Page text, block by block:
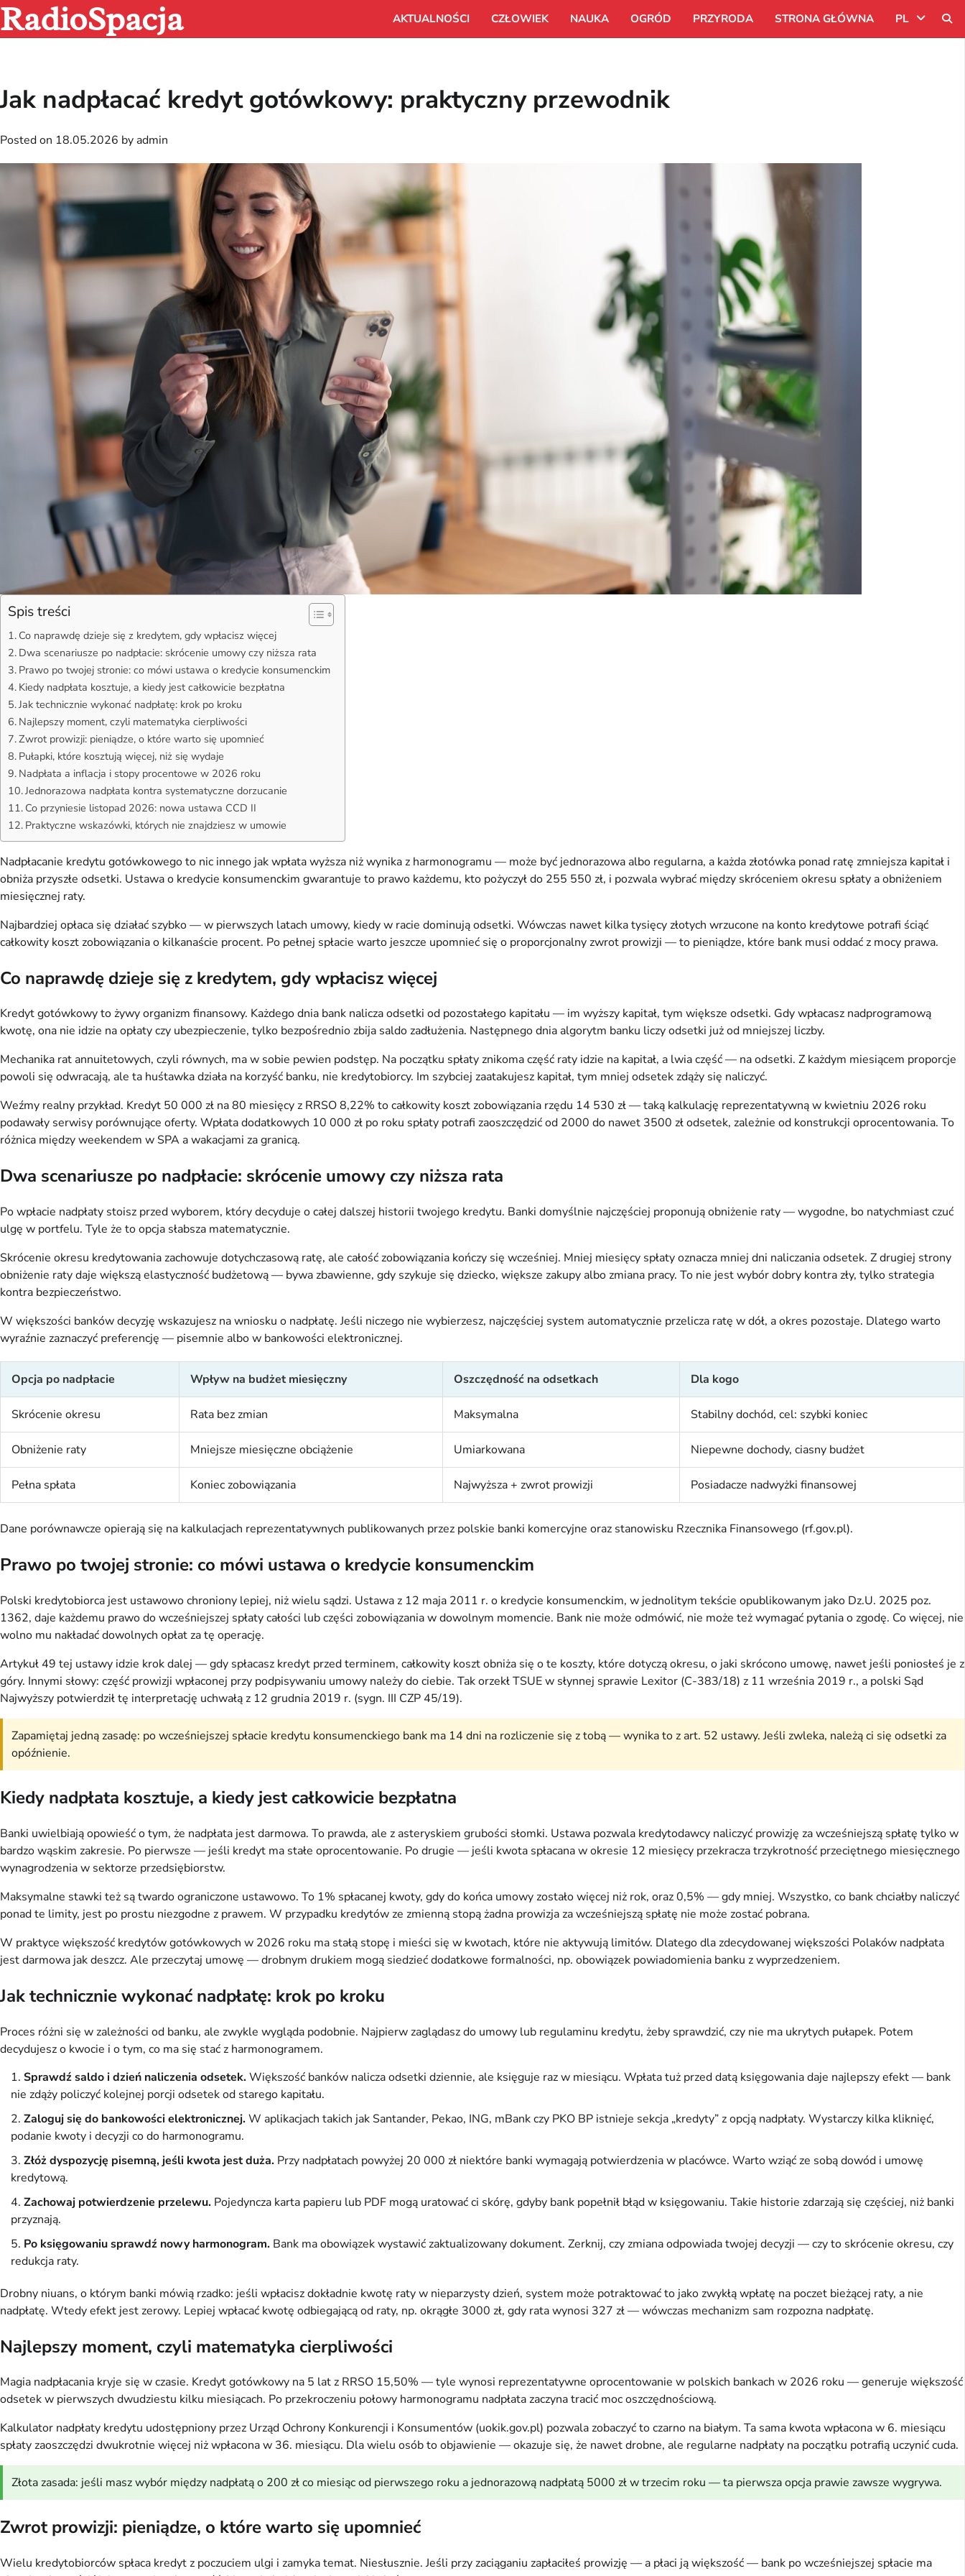
Skip
to
content
RadioSpacja AKTUALNOŚCI CZŁOWIEK NAUKA OGRÓD PRZYRODA STRONA GŁÓWNA PL
Jak nadpłacać kredyt gotówkowy: praktyczny przewodnik
Posted on 18.05.2026 by admin
Spis treści
Co naprawdę dzieje się z kredytem, gdy wpłacisz więcej
Dwa scenariusze po nadpłacie: skrócenie umowy czy niższa rata
Prawo po twojej stronie: co mówi ustawa o kredycie konsumenckim
Kiedy nadpłata kosztuje, a kiedy jest całkowicie bezpłatna
Jak technicznie wykonać nadpłatę: krok po kroku
Najlepszy moment, czyli matematyka cierpliwości
Zwrot prowizji: pieniądze, o które warto się upomnieć
Pułapki, które kosztują więcej, niż się wydaje
Nadpłata a inflacja i stopy procentowe w 2026 roku
Jednorazowa nadpłata kontra systematyczne dorzucanie
Co przyniesie listopad 2026: nowa ustawa CCD II
Praktyczne wskazówki, których nie znajdziesz w umowie
Nadpłacanie kredytu gotówkowego to nic innego jak wpłata wyższa niż wynika z harmonogramu — może być jednorazowa albo regularna, a każda złotówka ponad ratę zmniejsza kapitał i
obniża przyszłe odsetki. Ustawa o kredycie konsumenckim gwarantuje to prawo każdemu, kto pożyczył do 255 550 zł, i pozwala wybrać między skróceniem okresu spłaty a obniżeniem
miesięcznej raty.
Najbardziej opłaca się działać szybko — w pierwszych latach umowy, kiedy w racie dominują odsetki. Wówczas nawet kilka tysięcy złotych wrzucone na konto kredytowe potrafi ściąć
całkowity koszt zobowiązania o kilkanaście procent. Po pełnej spłacie warto jeszcze upomnieć się o proporcjonalny zwrot prowizji — to pieniądze, które bank musi oddać z mocy prawa.
Co naprawdę dzieje się z kredytem, gdy wpłacisz więcej
Kredyt gotówkowy to żywy organizm finansowy. Każdego dnia bank nalicza odsetki od pozostałego kapitału — im wyższy kapitał, tym większe odsetki. Gdy wpłacasz nadprogramową
kwotę, ona nie idzie na opłaty czy ubezpieczenie, tylko bezpośrednio zbija saldo zadłużenia. Następnego dnia algorytm banku liczy odsetki już od mniejszej liczby.
Mechanika rat annuitetowych, czyli równych, ma w sobie pewien podstęp. Na początku spłaty znikoma część raty idzie na kapitał, a lwia część — na odsetki. Z każdym miesiącem proporcje
powoli się odwracają, ale ta huśtawka działa na korzyść banku, nie kredytobiorcy. Im szybciej zaatakujesz kapitał, tym mniej odsetek zdąży się naliczyć.
Weźmy realny przykład. Kredyt 50 000 zł na 80 miesięcy z RRSO 8,22% to całkowity koszt zobowiązania rzędu 14 530 zł — taką kalkulację reprezentatywną w kwietniu 2026 roku
podawały serwisy porównujące oferty. Wpłata dodatkowych 10 000 zł po roku spłaty potrafi zaoszczędzić od 2000 do nawet 3500 zł odsetek, zależnie od konstrukcji oprocentowania. To
różnica między weekendem w SPA a wakacjami za granicą.
Dwa scenariusze po nadpłacie: skrócenie umowy czy niższa rata
Po wpłacie nadpłaty stoisz przed wyborem, który decyduje o całej dalszej historii twojego kredytu. Banki domyślnie najczęściej proponują obniżenie raty — wygodne, bo natychmiast czuć
ulgę w portfelu. Tyle że to opcja słabsza matematycznie.
Skrócenie okresu kredytowania zachowuje dotychczasową ratę, ale całość zobowiązania kończy się wcześniej. Mniej miesięcy spłaty oznacza mniej dni naliczania odsetek. Z drugiej strony
obniżenie raty daje większą elastyczność budżetową — bywa zbawienne, gdy szykuje się dziecko, większe zakupy albo zmiana pracy. To nie jest wybór dobry kontra zły, tylko strategia
kontra bezpieczeństwo.
W większości banków decyzję wskazujesz na wniosku o nadpłatę. Jeśli niczego nie wybierzesz, najczęściej system automatycznie przelicza ratę w dół, a okres pozostaje. Dlatego warto
wyraźnie zaznaczyć preferencję — pisemnie albo w bankowości elektronicznej.
Opcja po nadpłacie Wpływ na budżet miesięczny Oszczędność na odsetkach Dla kogo
Skrócenie okresu Rata bez zmian Maksymalna Stabilny dochód, cel: szybki koniec
Obniżenie raty Mniejsze miesięczne obciążenie Umiarkowana Niepewne dochody, ciasny budżet
Pełna spłata Koniec zobowiązania Najwyższa + zwrot prowizji Posiadacze nadwyżki finansowej
Dane porównawcze opierają się na kalkulacjach reprezentatywnych publikowanych przez polskie banki komercyjne oraz stanowisku Rzecznika Finansowego (rf.gov.pl).
Prawo po twojej stronie: co mówi ustawa o kredycie konsumenckim
Polski kredytobiorca jest ustawowo chroniony lepiej, niż wielu sądzi. Ustawa z 12 maja 2011 r. o kredycie konsumenckim, w jednolitym tekście opublikowanym jako Dz.U. 2025 poz.
1362, daje każdemu prawo do wcześniejszej spłaty całości lub części zobowiązania w dowolnym momencie. Bank nie może odmówić, nie może też wymagać pytania o zgodę. Co więcej, nie
wolno mu nakładać dowolnych opłat za tę operację.
Artykuł 49 tej ustawy idzie krok dalej — gdy spłacasz kredyt przed terminem, całkowity koszt obniża się o te koszty, które dotyczą okresu, o jaki skrócono umowę, nawet jeśli poniosłeś je z
góry. Innymi słowy: część prowizji wpłaconej przy podpisywaniu umowy należy do ciebie. Tak orzekł TSUE w słynnej sprawie Lexitor (C-383/18) z 11 września 2019 r., a polski Sąd
Najwyższy potwierdził tę interpretację uchwałą z 12 grudnia 2019 r. (sygn. III CZP 45/19).
Zapamiętaj jedną zasadę: po wcześniejszej spłacie kredytu konsumenckiego bank ma 14 dni na rozliczenie się z tobą — wynika to z art. 52 ustawy. Jeśli zwleka, należą ci się odsetki za
opóźnienie.
Kiedy nadpłata kosztuje, a kiedy jest całkowicie bezpłatna
Banki uwielbiają opowieść o tym, że nadpłata jest darmowa. To prawda, ale z asteryskiem grubości słomki. Ustawa pozwala kredytodawcy naliczyć prowizję za wcześniejszą spłatę tylko w
bardzo wąskim zakresie. Po pierwsze — jeśli kredyt ma stałe oprocentowanie. Po drugie — jeśli kwota spłacana w okresie 12 miesięcy przekracza trzykrotność przeciętnego miesięcznego
wynagrodzenia w sektorze przedsiębiorstw.
Maksymalne stawki też są twardo ograniczone ustawowo. To 1% spłacanej kwoty, gdy do końca umowy zostało więcej niż rok, oraz 0,5% — gdy mniej. Wszystko, co bank chciałby naliczyć
ponad te limity, jest po prostu niezgodne z prawem. W przypadku kredytów ze zmienną stopą żadna prowizja za wcześniejszą spłatę nie może zostać pobrana.
W praktyce większość kredytów gotówkowych w 2026 roku ma stałą stopę i mieści się w kwotach, które nie aktywują limitów. Dlatego dla zdecydowanej większości Polaków nadpłata
jest darmowa jak deszcz. Ale przeczytaj umowę — drobnym drukiem mogą siedzieć dodatkowe formalności, np. obowiązek powiadomienia banku z wyprzedzeniem.
Jak technicznie wykonać nadpłatę: krok po kroku
Proces różni się w zależności od banku, ale zwykle wygląda podobnie. Najpierw zaglądasz do umowy lub regulaminu kredytu, żeby sprawdzić, czy nie ma ukrytych pułapek. Potem
decydujesz o kwocie i o tym, co ma się stać z harmonogramem.
Sprawdź saldo i dzień naliczenia odsetek.Większość banków nalicza odsetki dziennie, ale księguje raz w miesiącu. Wpłata tuż przed datą księgowania daje najlepszy efekt — bank
nie zdąży policzyć kolejnej porcji odsetek od starego kapitału.
Zaloguj się do bankowości elektronicznej.W aplikacjach takich jak Santander, Pekao, ING, mBank czy PKO BP istnieje sekcja „kredyty” z opcją nadpłaty. Wystarczy kilka kliknięć,
podanie kwoty i decyzji co do harmonogramu.
Złóż dyspozycję pisemną, jeśli kwota jest duża. Przy nadpłatach powyżej 20 000 zł niektóre banki wymagają potwierdzenia w placówce. Warto wziąć ze sobą dowód i umowę
kredytową.
Zachowaj potwierdzenie przelewu. Pojedyncza karta papieru lub PDF mogą uratować ci skórę, gdyby bank popełnił błąd w księgowaniu. Takie historie zdarzają się częściej, niż banki
przyznają.
Po księgowaniu sprawdź nowy harmonogram. Bank ma obowiązek wystawić zaktualizowany dokument. Zerknij, czy zmiana odpowiada twojej decyzji — czy to skrócenie okresu, czy
redukcja raty.
Drobny niuans, o którym banki mówią rzadko: jeśli wpłacisz dokładnie kwotę raty w nieparzysty dzień, system może potraktować to jako zwykłą wpłatę na poczet bieżącej raty, a nie
nadpłatę. Wtedy efekt jest zerowy. Lepiej wpłacać kwotę odbiegającą od raty, np. okrągłe 3000 zł, gdy rata wynosi 327 zł — wówczas mechanizm sam rozpozna nadpłatę.
Najlepszy moment, czyli matematyka cierpliwości
Magia nadpłacania kryje się w czasie. Kredyt gotówkowy na 5 lat z RRSO 15,50% — tyle wynosi reprezentatywne oprocentowanie w polskich bankach w 2026 roku — generuje większość
odsetek w pierwszych dwudziestu kilku miesiącach. Po przekroczeniu połowy harmonogramu nadpłata zaczyna tracić moc oszczędnościową.
Kalkulator nadpłaty kredytu udostępniony przez Urząd Ochrony Konkurencji i Konsumentów (uokik.gov.pl) pozwala zobaczyć to czarno na białym. Ta sama kwota wpłacona w 6. miesiącu
spłaty zaoszczędzi dwukrotnie więcej niż wpłacona w 36. miesiącu. Dla wielu osób to objawienie — okazuje się, że nawet drobne, ale regularne nadpłaty na początku potrafią uczynić cuda.
Złota zasada: jeśli masz wybór między nadpłatą o 200 zł co miesiąc od pierwszego roku a jednorazową nadpłatą 5000 zł w trzecim roku — ta pierwsza opcja prawie zawsze wygrywa.
Zwrot prowizji: pieniądze, o które warto się upomnieć
Wielu kredytobiorców spłaca kredyt z poczuciem ulgi i zamyka temat. Niesłusznie. Jeśli przy zaciąganiu zapłaciłeś prowizję — a płaci ją większość — bank po wcześniejszej spłacie ma